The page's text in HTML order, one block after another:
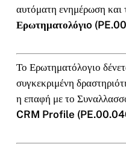
αυτόματη ενημέρωση και
Ερωτηματολόγιo
Το Ερωτηματόλογιο
συγκεκριμένη
η επαφή με το
CRM Profile